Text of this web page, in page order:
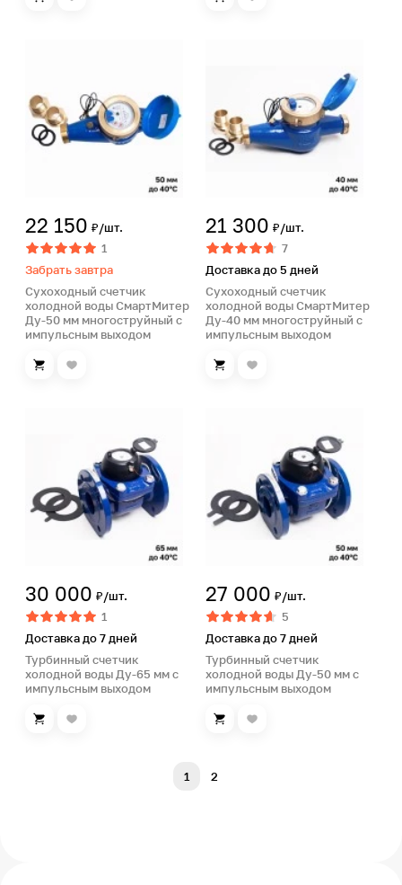
22 150 ₽/шт.
1
Забрать завтра
Сухоходный счетчик
холодной воды СмартМитер
Ду-50 мм многоструйный с
импульсным выходом
21 300 ₽/шт.
7
Доставка до 5 дней
Сухоходный счетчик
холодной воды СмартМитер
Ду-40 мм многоструйный с
импульсным выходом
30 000 ₽/шт.
1
Доставка до 7 дней
Турбинный счетчик
холодной воды Ду-65 мм с
импульсным выходом
27 000 ₽/шт.
5
Доставка до 7 дней
Турбинный счетчик
холодной воды Ду-50 мм с
импульсным выходом
1 2